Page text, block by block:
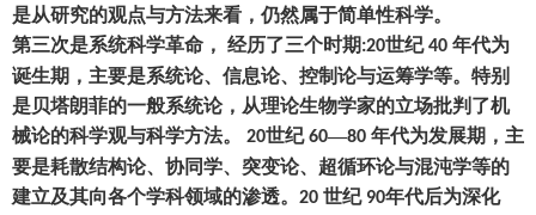
是从研究的观点与方法来看 ， 仍然属于简单性科学。
第三次是系统科学革命 ， 经历了三个时期:20世纪40 年代为
诞生期 ， 主要是系统论、信息论、控制论与运筹学等。特别
是贝塔朗菲的一般系统论， 从理论生物学家的立场批判了机
械论的科学观与科学方法。
20世纪60—80 年代为发展期 ， 主
要是耗散结构论、协同学、突变论、超循环论与混沌学等的
建立及其向各个学科领域的渗透。 20 世纪 90年代后为深化